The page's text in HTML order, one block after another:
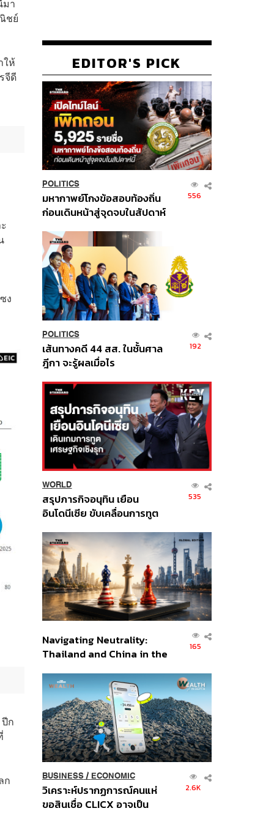
มา
ชย์
ให้
จีดี
ง
ก
ก
EDITOR'S PICK
POLITICS
มหากาพย์โกงข้อสอบท้องถิ่น
ก่อนเดินหน้าสู่จุดจบในสัปดาห์
556
POLITICS
เส้นทางคดี 44 สส. ในชั้นศาล
ฎีกา จะรู้ผลเมื่อไร
192
WORLD
สรุปภารกิจอนุทิน เยือน
อินโดนีเซีย ขับเคลื่อนการทูต
ส่วนยุทธศาสตร์ไทย –
อินโดนีเซีย
535
Navigating Neutrality:
Thailand and China in the
Order
165
BUSINESS/ ECONOMIC
วิเคราะห์ปรากฏการณ์คนแห่
ขอสินเชื่อ CLICX อาจเป็น
2.6K